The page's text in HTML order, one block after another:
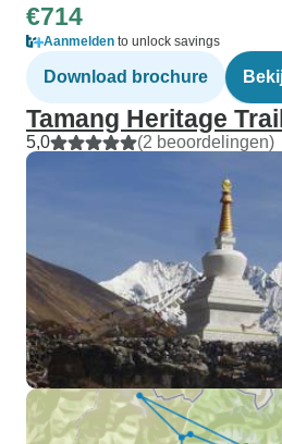
€714
Aanmelden to unlock savings
Download brochure
Tamang Heritage
5,0 (2 beoordelingen)